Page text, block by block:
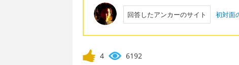
回答したアンカーのサイト 初対面
4 6192